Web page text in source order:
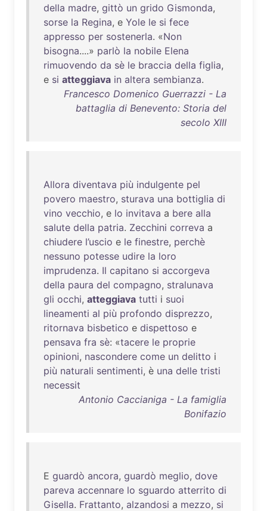
della madre, gittò un grido Gismonda,
sorse la Regina, e Yole le si fece
appresso per sostenerla. «Non
bisogna....» parlò la nobile Elena
rimuovendo da sè le braccia della figlia,
e si atteggiava in altera sembianza.
Francesco Domenico Guerrazzi - La
battaglia di Benevento: Storia del
secolo XIII
Allora diventava più indulgente pel
povero maestro, sturava una bottiglia di
vino vecchio, e lo invitava a bere alla
salute della patria. Zecchini correva a
chiudere l’uscio e le finestre, perchè
nessuno potesse udire la loro
imprudenza. Il capitano si accorgeva
della paura del compagno, stralunava
gli occhi, atteggiava tutti i suoi
lineamenti al più profondo disprezzo,
ritornava bisbetico e dispettoso e
pensava fra sè: «tacere le proprie
opinioni, nascondere come un delitto i
più naturali sentimenti, è una delle tristi
necessit
Antonio Caccianiga - La famiglia
Bonifazio
E guardò ancora, guardò meglio, dove
pareva accennare lo sguardo atterrito di
Gisella. Frattanto, alzandosi a mezzo, si